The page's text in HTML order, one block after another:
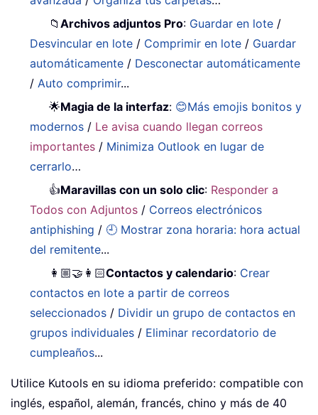
📁Archivos adjuntos Pro: Guardar en lote /
Desvincular en lote / Comprimir en lote / Guardar
automáticamente / Desconectar automáticamente
/Auto comprimir...
🌟Magia de la interfaz: 😊Más emojis bonitos y
modernos / Le avisa cuando llegan correos
importantes / Minimiza Outlook en lugar de
cerrarlo…
👍Maravillas con un solo clic: Responder a
Todos con Adjuntos / Correos electrónicos
antiphishing / 🕘 Mostrar zona horaria: hora actual
del remitente...
👩🏼‍🤝‍👩🏻Contactos y calendario: Crear
contactos en lote a partir de correos
seleccionados / Dividir un grupo de contactos en
grupos individuales / Eliminar recordatorio de
cumpleaños...
Utilice Kutools en su idioma preferido: compatible con
inglés, español, alemán, francés, chino y más de 40